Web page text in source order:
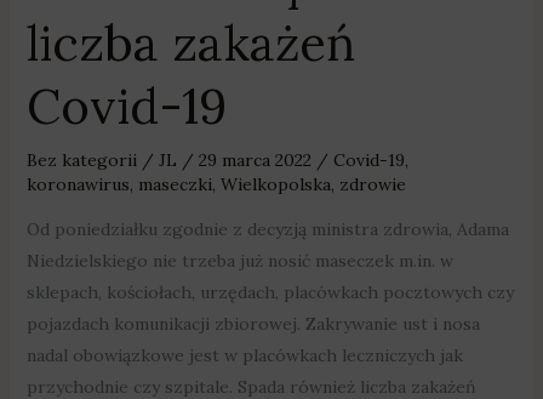
liczba zakażeń
Covid-19
Bez kategorii/ JL / 29 marca 2022 / Covid-19,
koronawirus, maseczki, Wielkopolska, zdrowie
Od poniedziałku zgodnie z decyzją ministra zdrowia, Adama
Niedzielskiego nie trzeba już nosić maseczek m.in. w
sklepach, kościołach, urzędach, placówkach pocztowych czy
pojazdach komunikacji zbiorowej. Zakrywanie ust i nosa
nadal obowiązkowe jest w placówkach leczniczych jak
przychodnie czy szpitale. Spada również liczba zakażeń